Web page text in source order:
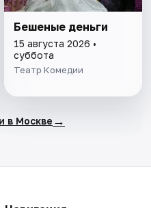
Бешеные деньги
15 августа 2026 •
суббота
Театр Комедии
в Москве →